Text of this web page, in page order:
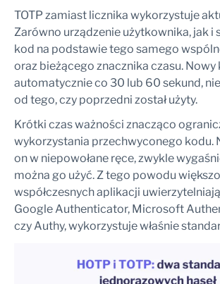
TOTP zamiast licznika wykorzystuje
Zarówno urządzenie użytkownika, jak i
kod na podstawie tego samego
oraz bieżącego znacznika czasu.
automatycznie co 30 lub 60 sekund,
od tego, czy poprzedni został użyty.
Krótki czas ważności znacząco
wykorzystania przechwyconego kodu.
on w niepowołane ręce, zwykle
można go użyć. Z tego powodu
współczesnych aplikacji
Google Authenticator, Microsoft
czy Authy, wykorzystuje właśnie